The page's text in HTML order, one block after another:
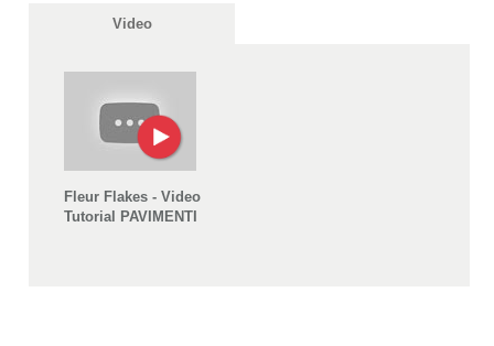
Video
Fleur Flakes - Video
Tutorial PAVIMENTI